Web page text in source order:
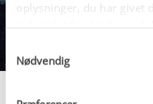
oplysninger, du har givet
Nødvendig